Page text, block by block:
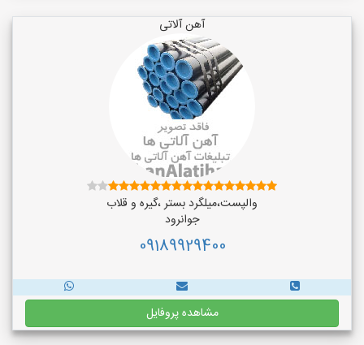
آهن آلاتی
والپست،میلگرد بستر ،گیره و قلاب
جوانرود
09189929400
مشاهده پروفایل